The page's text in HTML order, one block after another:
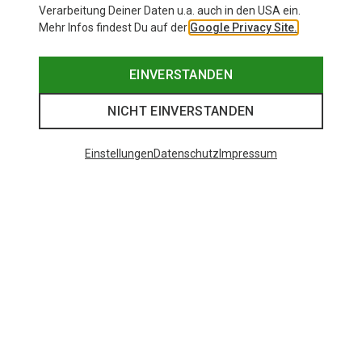
Verarbeitung Deiner Daten u.a. auch in den USA ein.
Mehr Infos findest Du auf der Google Privacy Site.
EINVERSTANDEN
NICHT EINVERSTANDEN
EinstellungenDatenschutz Impressum